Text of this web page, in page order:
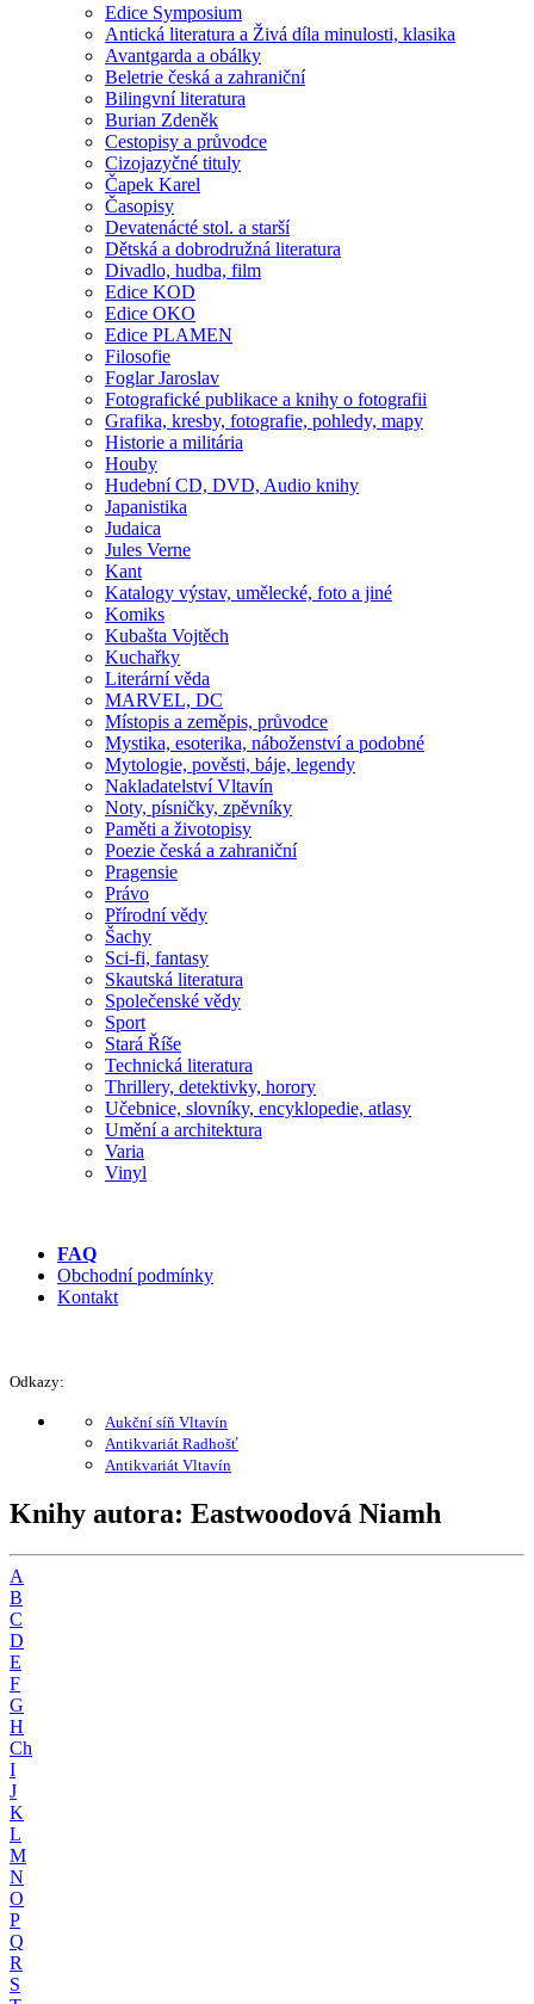
Edice Symposium
Antická literatura a Živá díla minulosti, klasika
Avantgarda a obálky
Beletrie česká a zahraniční
Bilingvní literatura
Burian Zdeněk
Cestopisy a průvodce
Cizojazyčné tituly
Čapek Karel
Časopisy
Devatenácté stol. a starší
Dětská a dobrodružná literatura
Divadlo, hudba, film
Edice KOD
Edice OKO
Edice PLAMEN
Filosofie
Foglar Jaroslav
Fotografické publikace a knihy o fotografii
Grafika, kresby, fotografie, pohledy, mapy
Historie a militária
Houby
Hudební CD, DVD, Audio knihy
Japanistika
Judaica
Jules Verne
Kant
Katalogy výstav, umělecké, foto a jiné
Komiks
Kubašta Vojtěch
Kuchařky
Literární věda
MARVEL, DC
Místopis a zeměpis, průvodce
Mystika, esoterika, náboženství a podobné
Mytologie, pověsti, báje, legendy
Nakladatelství Vltavín
Noty, písničky, zpěvníky
Paměti a životopisy
Poezie česká a zahraniční
Pragensie
Právo
Přírodní vědy
Šachy
Sci-fi, fantasy
Skautská literatura
Společenské vědy
Sport
Stará Říše
Technická literatura
Thrillery, detektivky, horory
Učebnice, slovníky, encyklopedie, atlasy
Umění a architektura
Varia
Vinyl
FAQ
Obchodní podmínky
Kontakt
Odkazy:
Aukční síň Vltavín
Antikvariát Radhošť
Antikvariát Vltavín
Knihy autora: Eastwoodová Niamh
A
B
C
D
E
F
G
H
Ch
I
J
K
L
M
N
O
P
Q
R
S